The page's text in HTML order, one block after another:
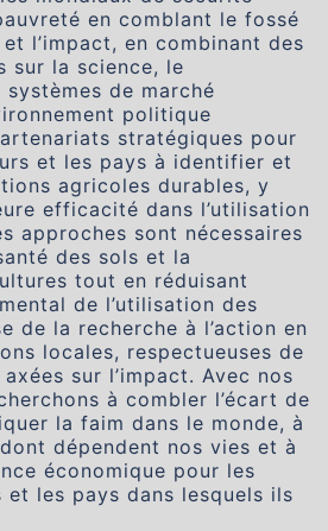
en comblant le fossé
l’impact, en combinant des
sur la science, le
de marché
politique
stratégiques pour
et les pays à identifier et
agricoles durables, y
efficacité dans l’utilisation
approches sont nécessaires
des sols et la
tout en réduisant
de l’utilisation des
de la recherche à l’action en
locales, respectueuses de
sur l’impact. Avec nos
à combler l’écart de
la faim dans le monde, à
dépendent nos vies et à
économique pour les
et les pays dans lesquels ils